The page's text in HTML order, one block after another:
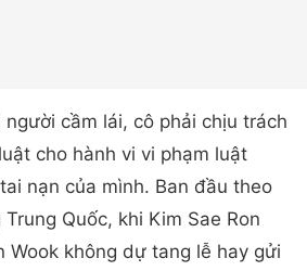
người cầm lái, cô phải chịu trách
cho hành vi vi phạm luật
nạn của mình. Ban đầu theo
Quốc, khi Kim Sae Ron
Wook không dự tang lễ hay gửi